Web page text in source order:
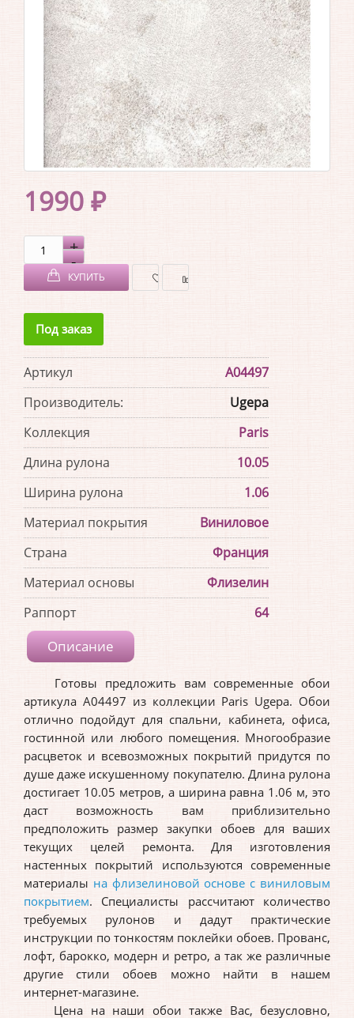
1990 ₽
КУПИТЬ
Под заказ
Артикул
A04497
Производитель:
Ugepa
Коллекция
Paris
Длина рулона
10.05
Ширина рулона
1.06
Материал покрытия
Виниловое
Страна
Франция
Материал основы
Флизелин
Раппорт
64
Описание
Готовы предложить вам современные обои
артикула A04497 из коллекции Paris Ugepa. Обои
отлично подойдут для спальни, кабинета, офиса,
гостинной или любого помещения. Многообразие
расцветок и всевозможных покрытий придутся по
душе даже искушенному покупателю. Длина рулона
достигает 10.05 метров, а ширина равна 1.06 м, это
даст возможность вам приблизительно
предположить размер закупки обоев для ваших
текущих целей ремонта. Для изготовления
настенных покрытий используются современные
материалы на флизелиновой основе с виниловым
покрытием. Специалисты рассчитают количество
требуемых рулонов и дадут практические
инструкции по тонкостям поклейки обоев. Прованс,
лофт, барокко, модерн и ретро, а так же различные
другие стили обоев можно найти в нашем
интернет-магазине.
Цена на наши обои также Вас, безусловно,